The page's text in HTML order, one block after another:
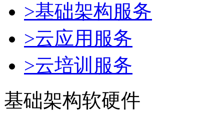
>基础架构服务
>云应用服务
>云培训服务
基础架构软硬件